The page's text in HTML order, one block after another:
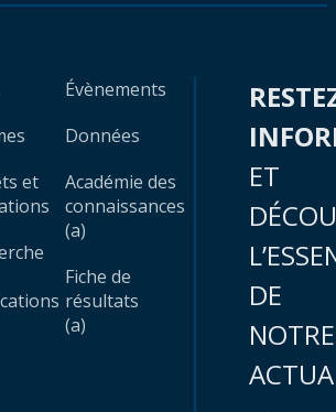
et
Évènements
Données
Académie des
connaissances
(a)
Fiche de
résultats
(a)
ET
DE
NOTRE